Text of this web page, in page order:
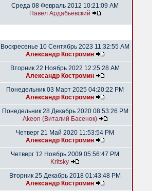
Среда 08 Февраль 2012 10:21:09 AM
Павел Ардабьевский
Воскресенье 10 Сентябрь 2023 11:32:55 AM
Александр Костромин
Вторник 22 Ноябрь 2022 12:25:28 AM
Александр Костромин
Понедельник 03 Март 2025 04:20:22 PM
Александр Костромин
Понедельник 28 Декабрь 2020 08:53:26 PM
Akeon (Виталий Басенок)
Четверг 21 Май 2020 11:53:54 PM
Александр Костромин
Четверг 12 Ноябрь 2009 05:56:47 PM
Kritsky
Вторник 25 Декабрь 2018 01:43:48 PM
Александр Костромин